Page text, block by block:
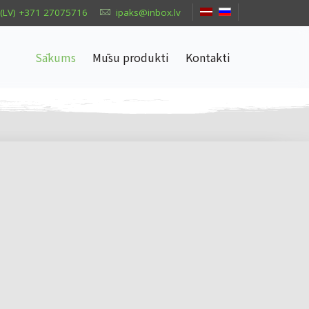
(LV) +371 27075716 ipaks@inbox.lv
Sākums Mūsu produkti Kontakti